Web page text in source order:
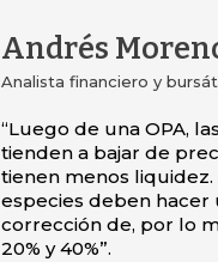
Andrés
Analista financiero y
“Luego de una OPA,
tienden a bajar de
tienen menos liquidez.
especies deben hacer
corrección de, por lo
20% y 40%”.